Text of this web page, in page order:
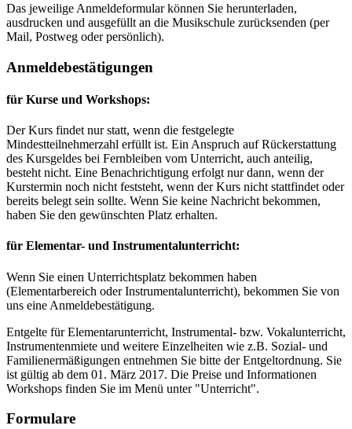
Das jeweilige Anmeldeformular können Sie herunterladen,
ausdrucken und ausgefüllt an die Musikschule zurücksenden (per
Mail, Postweg oder persönlich).
Anmeldebestätigungen
für Kurse und Workshops:
Der Kurs findet nur statt, wenn die festgelegte
Mindestteilnehmerzahl erfüllt ist. Ein Anspruch auf Rückerstattung
des Kursgeldes bei Fernbleiben vom Unterricht, auch anteilig,
besteht nicht. Eine Benachrichtigung erfolgt nur dann, wenn der
Kurstermin noch nicht feststeht, wenn der Kurs nicht stattfindet oder
bereits belegt sein sollte. Wenn Sie keine Nachricht bekommen,
haben Sie den gewünschten Platz erhalten.
für Elementar- und Instrumentalunterricht:
Wenn Sie einen Unterrichtsplatz bekommen haben
(Elementarbereich oder Instrumentalunterricht), bekommen Sie von
uns eine Anmeldebestätigung.
Entgelte für Elementarunterricht, Instrumental- bzw. Vokalunterricht,
Instrumentenmiete und weitere Einzelheiten wie z.B. Sozial- und
Familienermäßigungen entnehmen Sie bitte der Entgeltordnung. Sie
ist gültig ab dem 01. März 2017. Die Preise und Informationen
Workshops finden Sie im Menü unter "Unterricht".
Formulare